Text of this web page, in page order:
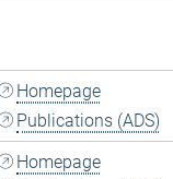
Homepage
Publications (ADS)
Homepage